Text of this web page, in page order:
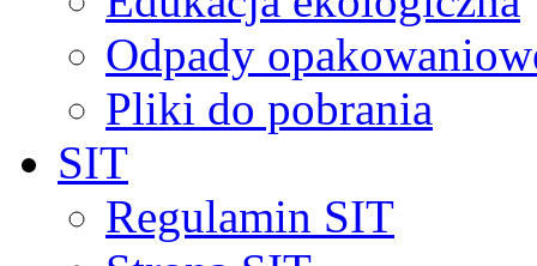
Odpady
Pliki do pobrania
SIT
Regulamin SIT